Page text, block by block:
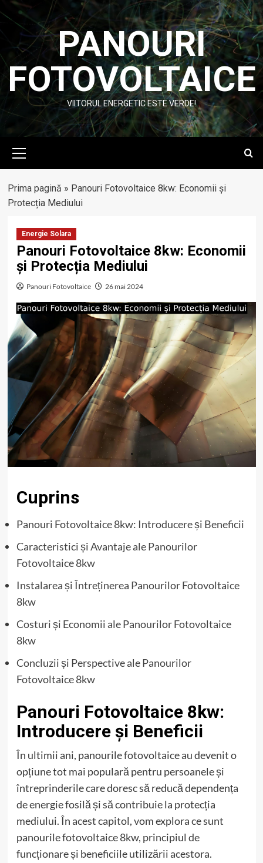
Skip
to
content
PANOURI
FOTOVOLTAICE
VIITORUL ENERGETIC ESTE VERDE!
Menu
Prima pagină » Panouri Fotovoltaice 8kw: Economii și
Protecția Mediului
Energie Solara
Panouri Fotovoltaice 8kw: Economii
și Protecția Mediului
Panouri Fotovoltaice 26 mai 2024
Cuprins
Panouri Fotovoltaice 8kw: Introducere și Beneficii
Caracteristici și Avantaje ale Panourilor
Fotovoltaice 8kw
Instalarea și Întreținerea Panourilor Fotovoltaice
8kw
Costuri și Economii ale Panourilor Fotovoltaice
8kw
Concluzii și Perspective ale Panourilor
Fotovoltaice 8kw
Panouri Fotovoltaice 8kw:
Introducere și Beneficii
În ultimii ani, panourile fotovoltaice au devenit o
opțiune tot mai populară pentru persoanele și
întreprinderile care doresc să reducă dependența
de energie fosilă și să contribuie la protecția
mediului. În acest capitol, vom explora ce sunt
panourile fotovoltaice 8kw, principiul de
funcționare și beneficiile utilizării acestora.